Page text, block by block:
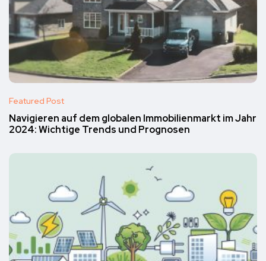
Featured Post
Navigieren auf dem globalen Immobilienmarkt im Jahr
2024: Wichtige Trends und Prognosen